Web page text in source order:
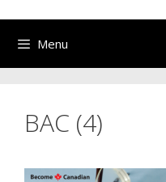
Menu
BAC (4)